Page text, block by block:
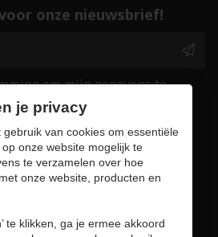
onze nieuwsbrief!
om mijn gegevens te
zoals aangegeven in
. *
online winkelen
je privacy
van cookies om essentiële
onze website mogelijk te
te verzamelen over hoe
onze website, producten en
te klikken, ga je ermee akkoord